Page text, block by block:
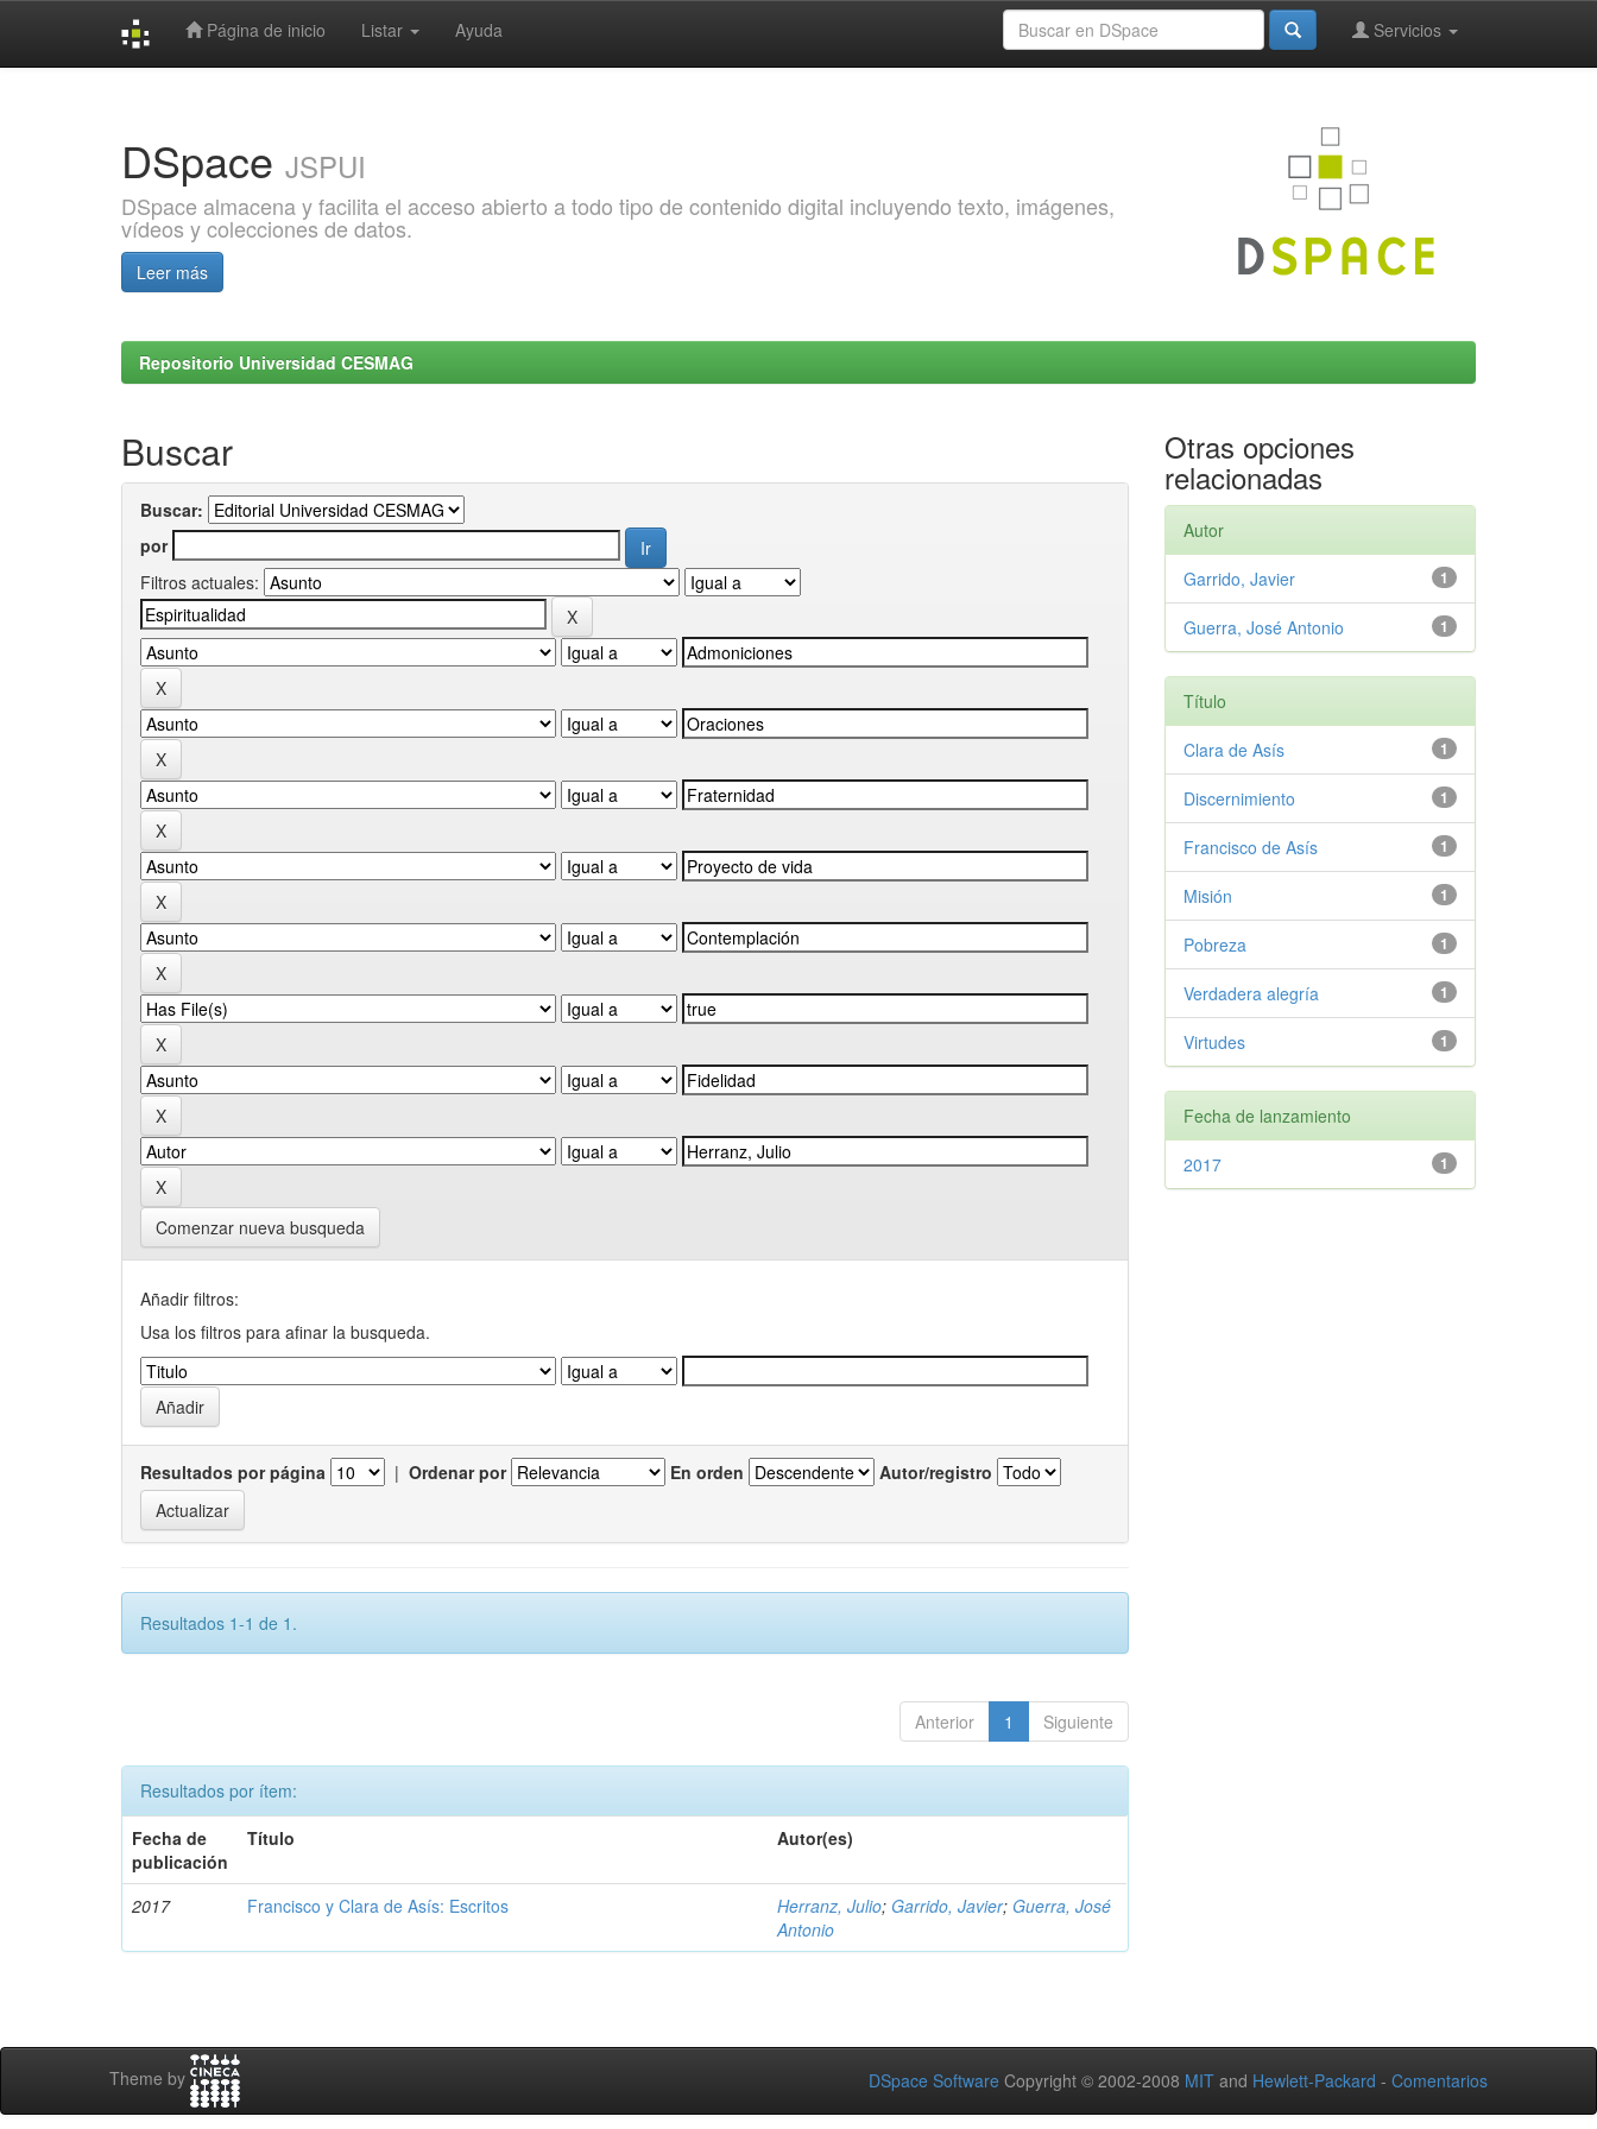
Página de inicio Listar Ayuda Servicios
DSpace JSPUI
DSpace almacena y facilita el acceso abierto a todo tipo de contenido digital incluyendo texto, imágenes,
vídeos y colecciones de datos.
Leer más
Repositorio Universidad CESMAG
Buscar
Buscar:
por
Filtros actuales:
Comenzar nueva busqueda
Añadir filtros:
Usa los filtros para afinar la busqueda.
Resultados por página | Ordenar por En orden Autor/registro
Resultados 1-1 de 1.
Anterior 1 Siguiente
Resultados por ítem:
Fecha de
publicación
Título Autor(es)
2017 Francisco y Clara de Asís: Escritos Herranz, Julio; Garrido, Javier; Guerra, José
Antonio
Otras opciones
relacionadas
Autor
1
Garrido, Javier
1
Guerra, José Antonio
Título
1
Clara de Asís
1
Discernimiento
1
Francisco de Asís
1
Misión
1
Pobreza
1
Verdadera alegría
1
Virtudes
Fecha de lanzamiento
1
2017
Theme by DSpace Software Copyright © 2002-2008 MIT and Hewlett-Packard - Comentarios